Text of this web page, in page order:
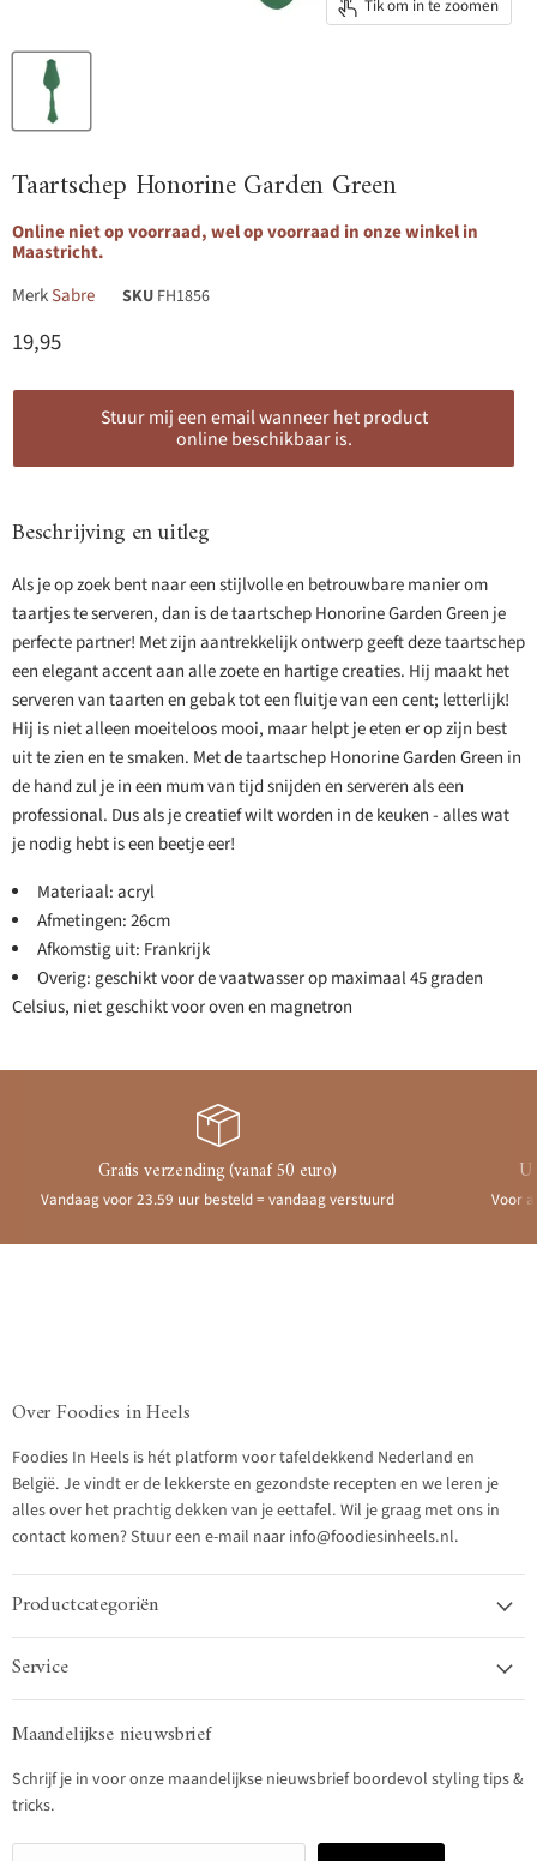
Tik om in te zoomen
Taartschep Honorine Garden Green
Online niet op voorraad, wel op voorraad in onze winkel in
Maastricht.
MerkSabre SKU FH1856
Huidige prijs
19,95
Stuur mij een email wanneer het product
online beschikbaar is.
Beschrijving en uitleg
Als je op zoek bent naar een stijlvolle en betrouwbare manier om
taartjes te serveren, dan is de taartschep Honorine Garden Green je
perfecte partner! Met zijn aantrekkelijk ontwerp geeft deze taartschep
een elegant accent aan alle zoete en hartige creaties. Hij maakt het
serveren van taarten en gebak tot een fluitje van een cent; letterlijk!
Hij is niet alleen moeiteloos mooi, maar helpt je eten er op zijn best
uit te zien en te smaken. Met de taartschep Honorine Garden Green in
de hand zul je in een mum van tijd snijden en serveren als een
professional. Dus als je creatief wilt worden in de keuken - alles wat
je nodig hebt is een beetje eer!
Materiaal: acryl
Afmetingen: 26cm
Afkomstig uit: Frankrijk
Overig: geschikt voor de vaatwasser op maximaal 45 graden
Celsius, niet geschikt voor oven en magnetron
Gratis verzending (vanaf 50 euro)
Vandaag voor 23.59 uur besteld = vandaag verstuurd Voor
Over Foodies in Heels
Foodies In Heels is hét platform voor tafeldekkend Nederland en
België. Je vindt er de lekkerste en gezondste recepten en we leren je
alles over het prachtig dekken van je eettafel. Wil je graag met ons in
contact komen? Stuur een e-mail naar info@foodiesinheels.nl.
Productcategoriën
Service
Maandelijkse nieuwsbrief
Schrijf je in voor onze maandelijkse nieuwsbrief boordevol styling tips &
tricks.